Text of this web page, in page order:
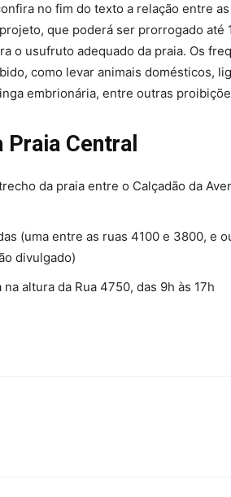
no fim do texto a relação entre
que poderá ser prorrogado até
o usufruto adequado da praia. Os
como levar animais domésticos,
embrionária, entre outras
Praia Central
da praia entre o Calçadão da
(uma entre as ruas 4100 e 3800, e
divulgado)
altura da Rua 4750, das 9h às 17h